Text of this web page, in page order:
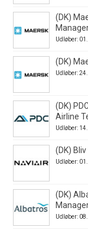
(DK)
Udløber:
(DK)
Udløber:
(DK)
Airline
Udløber:
(DK)
Udløber:
(DK)
Udløber: